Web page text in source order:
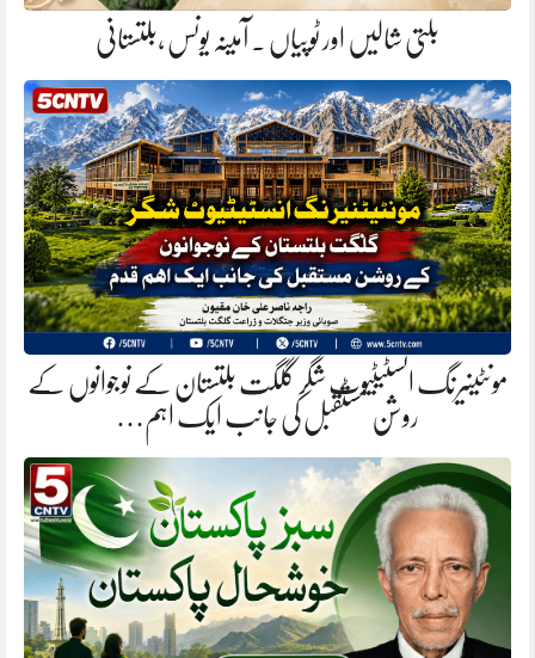
بلتی شالیں اور ٹوپیاں . آمینہ یونس ،بلتستانی
مونٹینیرنگ انسٹیٹیوٹ شگر گلگت بلتستان کے نوجوانوں کے
روشن مستقبل کی جانب ایک اہم…